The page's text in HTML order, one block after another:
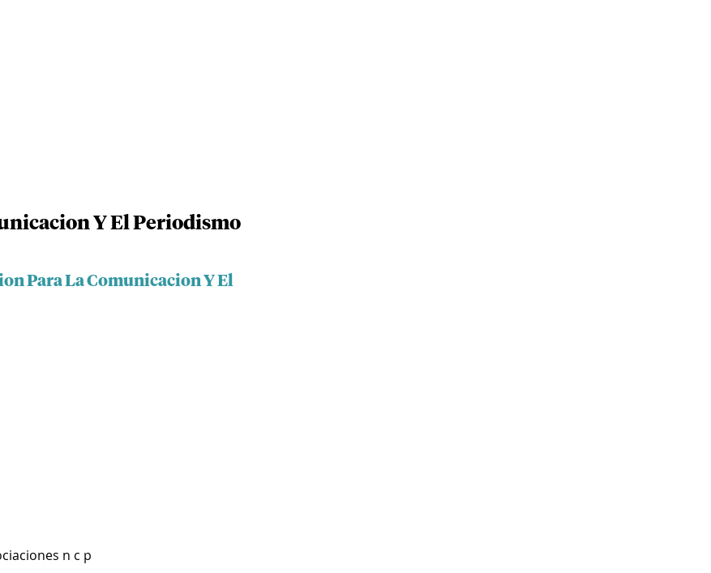
Y El Periodismo
Para La Comunicacion Y El
n c p